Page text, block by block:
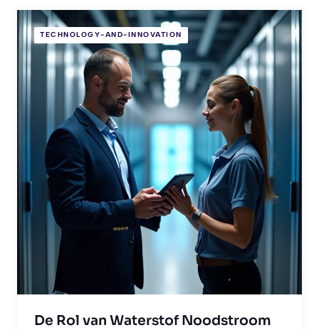
TECHNOLOGY-AND-INNOVATION
De Rol van Waterstof Noodstroom